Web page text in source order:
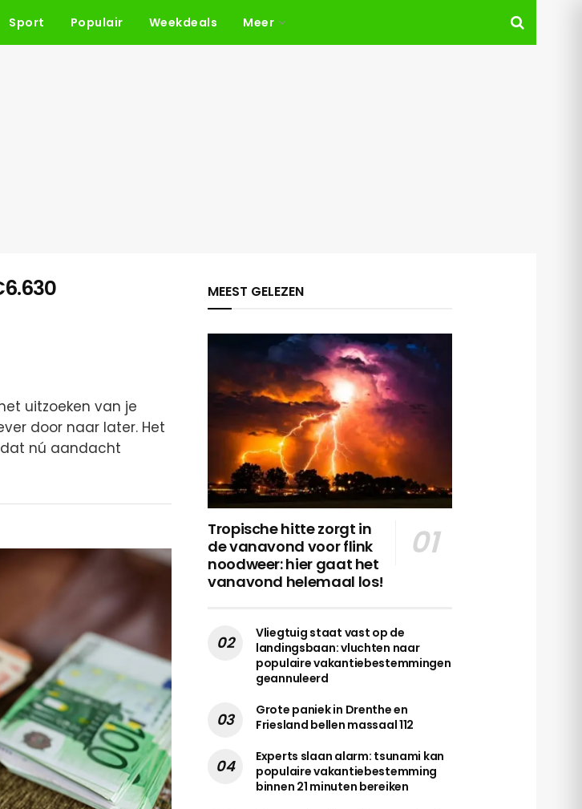
Sport Populair Weekdeals Meer
uitzoeken van je
door naar later. Het
dat nú aandacht
MEEST GELEZEN
Tropische hitte zorgt in
de vanavond voor flink
noodweer: hier gaat het
vanavond helemaal los!
Vliegtuig staat vast op de
landingsbaan: vluchten naar
populaire vakantiebestemmingen
geannuleerd
Grote paniek in Drenthe en
Friesland bellen massaal 112
Experts slaan alarm: tsunami kan
populaire vakantiebestemming
binnen 21 minuten bereiken